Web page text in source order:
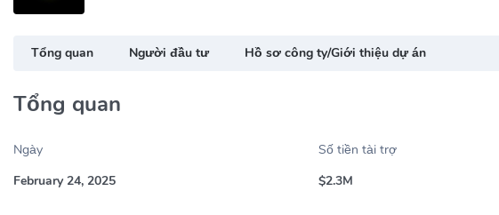
Tổng quan Người đầu tư Hồ sơ công ty/Giới thiệu dự án
Tổng quan
Ngày
February 24, 2025
Số tiền tài trợ
$2.3M